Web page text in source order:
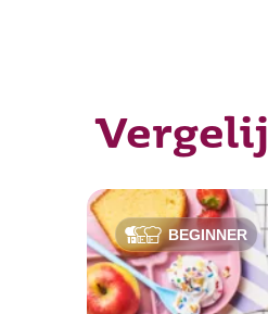
BEGINNER